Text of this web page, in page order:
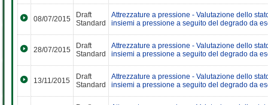
08/07/2015
Draft
Standard
Attrezzature a pressione - Valutazione dello
insiemi a pressione a seguito del degrado da
28/07/2015
Draft
Standard
Attrezzature a pressione - Valutazione dello
insiemi a pressione a seguito del degrado da
13/11/2015
Draft
Standard
Attrezzature a pressione - Valutazione dello
insiemi a pressione a seguito del degrado da